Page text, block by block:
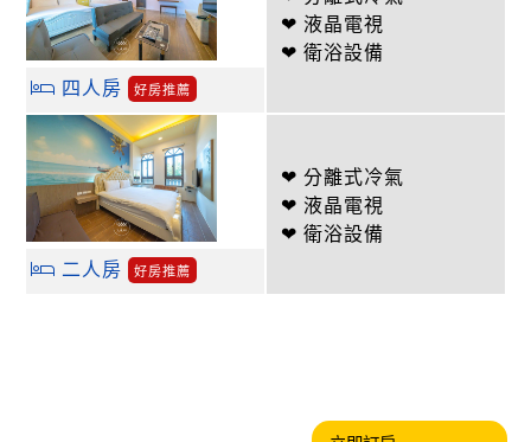
❤ 液晶電視
❤ 衛浴設備
四人房
好房推薦
❤ 分離式冷氣
❤ 液晶電視
❤ 衛浴設備
二人房
好房推薦